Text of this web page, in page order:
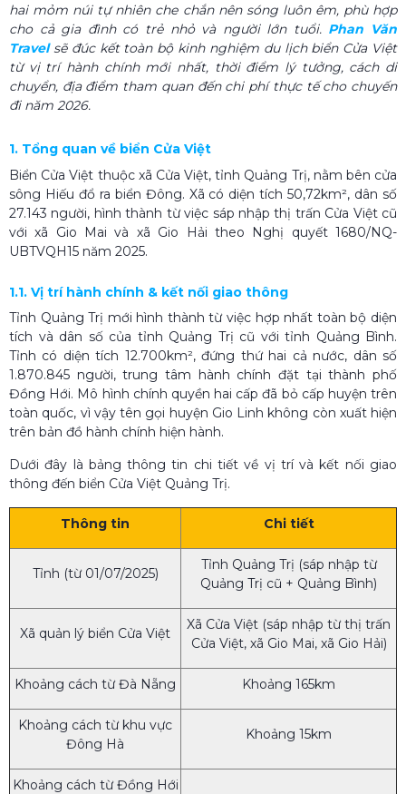
hai mỏm núi tự nhiên che chắn nên sóng luôn êm, phù hợp
cho cả gia đình có trẻ nhỏ và người lớn tuổi. Phan Văn
Travelsẽ đúc kết toàn bộ kinh nghiệm du lịch biển Cửa Việt
từ vị trí hành chính mới nhất, thời điểm lý tưởng, cách di
chuyển, địa điểm tham quan đến chi phí thực tế cho chuyến
đi năm 2026.
1. Tổng quan về biển Cửa Việt
Biển Cửa Việt thuộc xã Cửa Việt, tỉnh Quảng Trị, nằm bên cửa
sông Hiếu đổ ra biển Đông. Xã có diện tích 50,72km², dân số
27.143 người, hình thành từ việc sáp nhập thị trấn Cửa Việt cũ
với xã Gio Mai và xã Gio Hải theo Nghị quyết 1680/NQ-
UBTVQH15 năm 2025.
1.1. Vị trí hành chính & kết nối giao thông
Tỉnh Quảng Trị mới hình thành từ việc hợp nhất toàn bộ diện
tích và dân số của tỉnh Quảng Trị cũ với tỉnh Quảng Bình.
Tỉnh có diện tích 12.700km², đứng thứ hai cả nước, dân số
1.870.845 người, trung tâm hành chính đặt tại thành phố
Đồng Hới. Mô hình chính quyền hai cấp đã bỏ cấp huyện trên
toàn quốc, vì vậy tên gọi huyện Gio Linh không còn xuất hiện
trên bản đồ hành chính hiện hành.
Dưới đây là bảng thông tin chi tiết về vị trí và kết nối giao
thông đến biển Cửa Việt Quảng Trị.
Thông tin Chi tiết
Tỉnh (từ 01/07/2025)
Tỉnh Quảng Trị (sáp nhập từ
Quảng Trị cũ + Quảng Bình)
Xã quản lý biển Cửa Việt
Xã Cửa Việt (sáp nhập từ thị trấn
Cửa Việt, xã Gio Mai, xã Gio Hải)
Khoảng cách từ Đà Nẵng Khoảng 165km
Khoảng cách từ khu vực
Đông Hà
Khoảng 15km
Khoảng cách từ Đồng Hới